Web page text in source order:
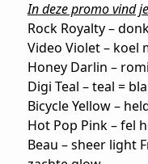
In deze promo vind
Rock Royalty –
Video Violet – koel
Honey Darlin –
Digi Teal – teal =
Bicycle Yellow –
Hot Pop Pink – fel
Beau – sheer light